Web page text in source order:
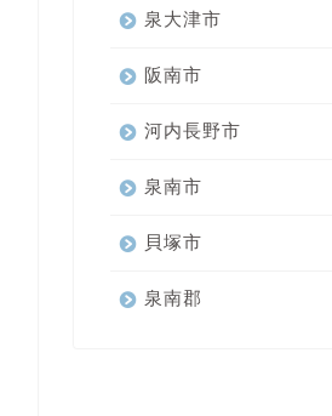
泉大津市
阪南市
河内長野市
泉南市
貝塚市
泉南郡